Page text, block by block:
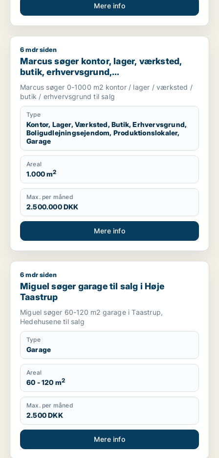
Mere info
Marcus søger kontor, lager, værksted, butik,
6 mdr siden
Marcus søger kontor, lager, værksted,
butik, erhvervsgrund,
boligudlejningsejendom,
produktionslokaler eller garage til salg i
Storkøbenhavn
Marcus søger 0-1000 m2 kontor / lager / værksted /
butik / erhvervsgrund til salg
Type
Kontor, Lager, Værksted, Butik, Erhvervsgrund,
Boligudlejningsejendom, Produktionslokaler,
Garage
Areal
1.000 m2
Max. per måned
2.500.000 DKK
Mere info
Miguel søger garage til salg i Høje Taastrup
6 mdr siden
Miguel søger garage til salg i Høje
Taastrup
Miguel søger 60-120 m2 garage i Taastrup,
Hedehusene til salg
Type
Garage
Areal
60 - 120 m2
Max. per måned
2.500 DKK
Mere info